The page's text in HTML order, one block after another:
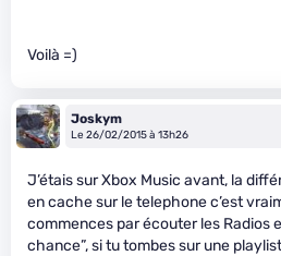
Voilà =)
Joskym
Le 26/02/2015 à 13h26
J’étais sur Xbox Music avant, la
en cache sur le telephone c’est
commences par écouter les Radios
chance”, si tu tombes sur une